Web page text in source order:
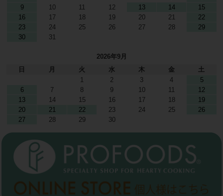
9
10 11 12 13 14
15
16
17 18 19 20 21
22
23
24 25 26 27 28
29
30
31
2026年9月
日
月 火 水 木 金
土
1
2 3 4
5
6
7 8 9 10 11
12
13
14 15 16 17 18
19
20
21 22 23 24 25
26
27
28 29 30